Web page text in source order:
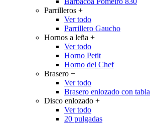
Parrilleros +
Ver todo
Parrillero Gaucho
Hornos a leña +
Ver todo
Horno Petit
Horno del Chef
Brasero +
Ver todo
Brasero enlozado con tabla
Disco enlozado +
Ver todo
20 pulgadas